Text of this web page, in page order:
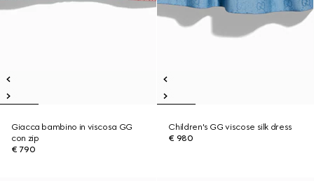
Giacca bambino in viscosa GG
con zip
€ 790
Children's GG viscose silk dress
€ 980